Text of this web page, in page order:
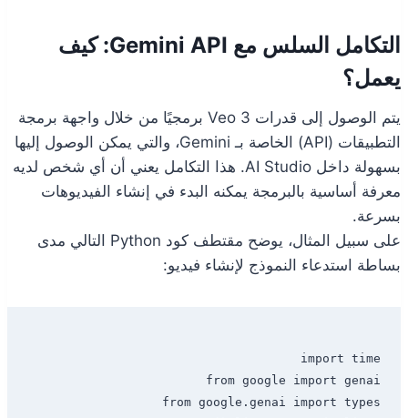
التكامل السلس مع Gemini API: كيف
يعمل؟
يتم الوصول إلى قدرات Veo 3 برمجيًا من خلال واجهة برمجة
التطبيقات (API) الخاصة بـ Gemini، والتي يمكن الوصول إليها
بسهولة داخل AI Studio. هذا التكامل يعني أن أي شخص لديه
معرفة أساسية بالبرمجة يمكنه البدء في إنشاء الفيديوهات
بسرعة.
على سبيل المثال، يوضح مقتطف كود Python التالي مدى
بساطة استدعاء النموذج لإنشاء فيديو: